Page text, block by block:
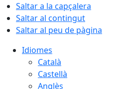
Saltar a la capçalera
Saltar al contingut
Saltar al peu de pàgina
Idiomes
Català
Castellà
Anglès